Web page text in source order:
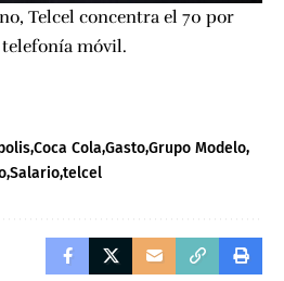
Telcel concentra el 70 por
móvil.
Coca Cola GastoGrupo Modelo
Salariotelcel